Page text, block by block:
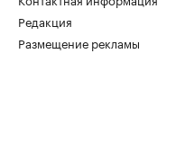
Редакция
Размещение рекламы